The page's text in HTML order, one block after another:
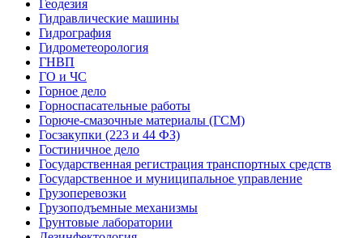
Геодезия
Гидравлические машины
Гидрография
Гидрометеорология
ГНВП
ГО и ЧС
Горное дело
Горноспасательные работы
Горюче-смазочные материалы (ГСМ)
Госзакупки (223 и 44 ФЗ)
Гостиничное дело
Государственная регистрация транспортных средств
Государственное и муниципальное управление
Грузоперевозки
Грузоподъемные механизмы
Грунтовые лаборатории